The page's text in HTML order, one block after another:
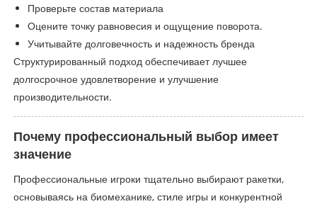
Проверьте состав материала
Оцените точку равновесия и ощущение поворота.
Учитывайте долговечность и надежность бренда
Структурированный подход обеспечивает лучшее
долгосрочное удовлетворение и улучшение
производительности.
Почему профессиональный выбор имеет
значение
Профессиональные игроки тщательно выбирают ракетки,
основываясь на биомеханике, стиле игры и конкурентной